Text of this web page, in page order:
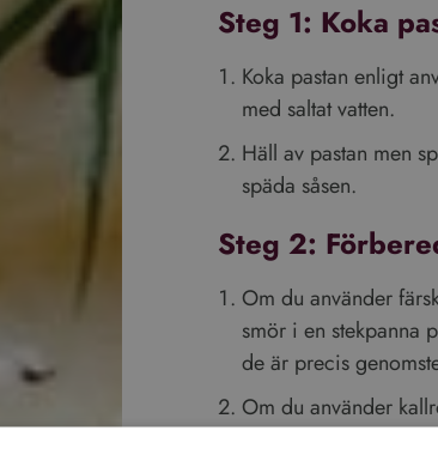
Steg 1: Koka
Koka pastan enligt
med saltat vatten.
Häll av pastan men
späda såsen.
Steg 2:
Om du använder
smör i en stekpanna
de är precis
Om du använder
sidan tills det är